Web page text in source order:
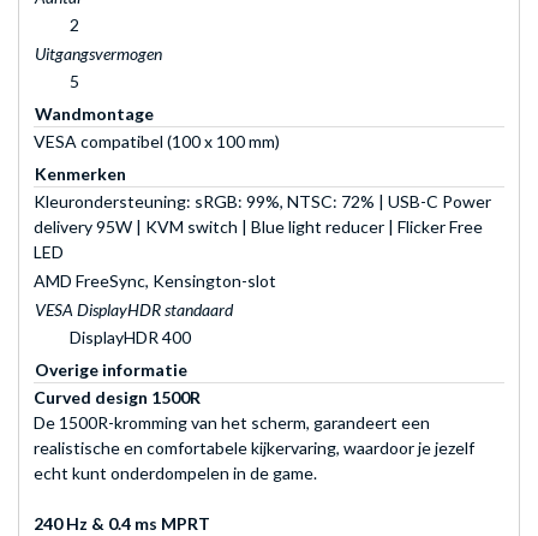
2
Uitgangsvermogen
5
Wandmontage
VESA compatibel (100 x 100 mm)
Kenmerken
Kleurondersteuning: sRGB: 99%, NTSC: 72% | USB-C Power
delivery 95W | KVM switch | Blue light reducer | Flicker Free
LED
AMD FreeSync, Kensington-slot
VESA DisplayHDR standaard
DisplayHDR 400
Overige informatie
Curved design 1500R
De 1500R-kromming van het scherm, garandeert een
realistische en comfortabele kijkervaring, waardoor je jezelf
echt kunt onderdompelen in de game.
240 Hz & 0.4 ms MPRT